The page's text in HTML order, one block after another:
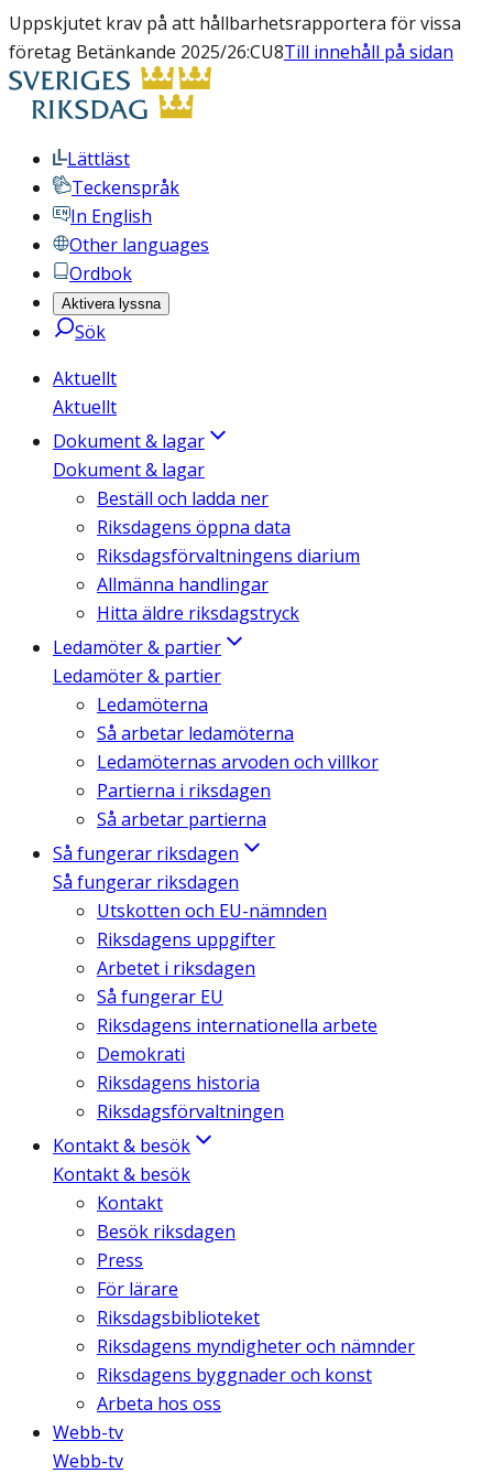
Uppskjutet krav på att hållbarhetsrapportera för vissa
företag Betänkande 2025/26:CU8Till innehåll på sidan
Lättläst
Teckenspråk
In English
Other languages
Ordbok
Aktivera lyssna
Sök
Aktuellt
Aktuellt
Dokument & lagar
Dokument & lagar
Beställ och ladda ner
Riksdagens öppna data
Riksdagsförvaltningens diarium
Allmänna handlingar
Hitta äldre riksdagstryck
Ledamöter & partier
Ledamöter & partier
Ledamöterna
Så arbetar ledamöterna
Ledamöternas arvoden och villkor
Partierna i riksdagen
Så arbetar partierna
Så fungerar riksdagen
Så fungerar riksdagen
Utskotten och EU-nämnden
Riksdagens uppgifter
Arbetet i riksdagen
Så fungerar EU
Riksdagens internationella arbete
Demokrati
Riksdagens historia
Riksdagsförvaltningen
Kontakt & besök
Kontakt & besök
Kontakt
Besök riksdagen
Press
För lärare
Riksdagsbiblioteket
Riksdagens myndigheter och nämnder
Riksdagens byggnader och konst
Arbeta hos oss
Webb-tv
Webb-tv